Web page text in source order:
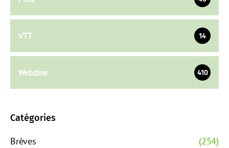
VTT 14
Webzine 410
Catégories
Brèves
(254)